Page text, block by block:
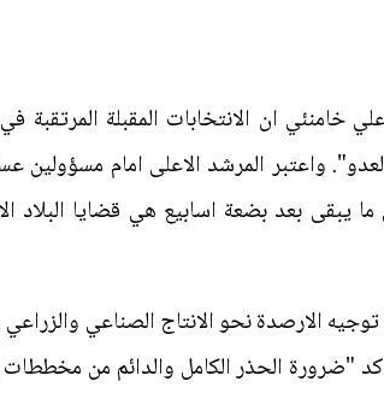
خامنئي ان الانتخابات المقبلة
واعتبر المرشد الاعلى امام مسؤولين
يبقى بعد بضعة اسابيع هي قضايا البلاد
الارصدة نحو الانتاج الصناعي والزراعي
"ضرورة الحذر الكامل والدائم من